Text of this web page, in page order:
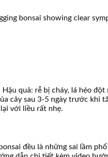
quả: rễ bị cháy, lá héo
cây sau 3-5 ngày trước khi
với liều rất nhẹ.
đều là những sai lầm